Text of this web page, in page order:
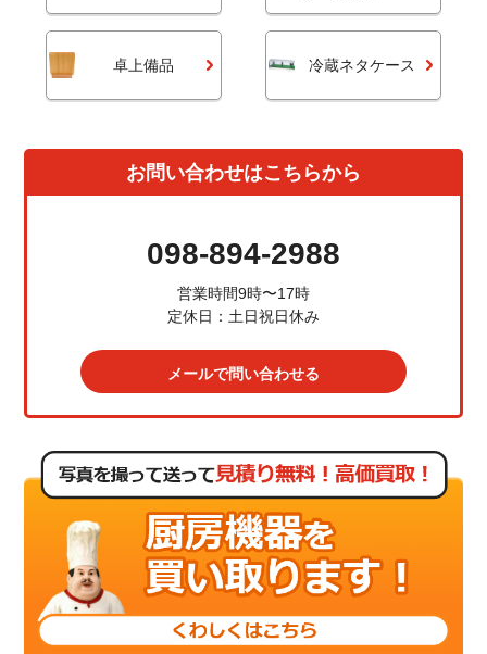
卓上備品 冷蔵ネタケース
お問い合わせはこちらから
098-894-2988
営業時間9時〜17時
定休日：土日祝日休み
メールで問い合わせる